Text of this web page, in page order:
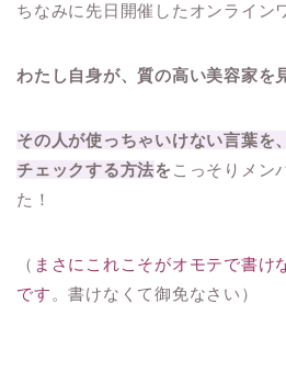
ちなみに先日開催したオンライン
わたし自身が、質の高い美容家を
その人が使っちゃいけない言葉を
チェックする方法を こっそりメン
た！
（ まさにこれこそがオモテで書け
です 。書けなくて御免なさい）